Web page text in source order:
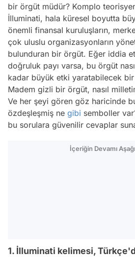
bir örgüt müdür? Komplo
İlluminati, hala küresel boyutta
önemli finansal kuruluşların,
çok uluslu organizasyonların
bulunduran bir örgüt. Eğer iddia
doğruluk payı varsa, bu örgüt
kadar büyük etki yaratabilecek bir
Madem gizli bir örgüt, nasıl
Ve her şeyi gören göz haricinde
özdeşleşmiş ne gibi semboller
bu sorulara güvenilir cevaplar
İçeriğin Devamı
1. İlluminati kelimesi,